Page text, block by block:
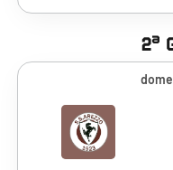
2a
Vai alla scheda del match